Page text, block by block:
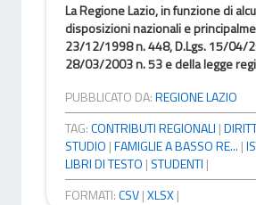
La Regione Lazio, in funzione di
disposizioni nazionali e
23/12/1998 n. 448, D.Lgs. 15/04/
28/03/2003 n. 53 e della legge
PUBBLICATO DA:REGIONE LAZIO
TAG:CONTRIBUTI REGIONALI |
STUDIO |FAMIGLIE A BASSO RE... |
LIBRI DI TESTO | STUDENTI |
FORMATI:CSV|XLSX|